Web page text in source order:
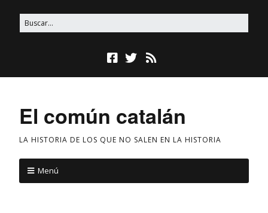
El común catalán
LA HISTORIA DE LOS QUE NO SALEN EN LA HISTORIA
Menú